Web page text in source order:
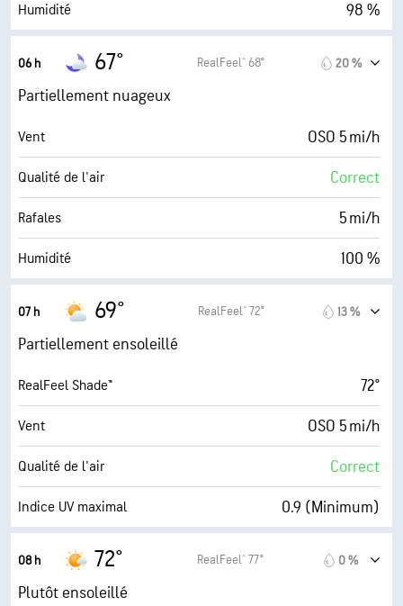
Humidité 98 %
Point de rosée
AccuLumen Brightness Index™
Couverture nuageuse 45 %
Visibilité 10 mi
Plafond nuageux 30000 pi
06 h 67° RealFeel® 68° 20 %
Partiellement nuageux
Vent OSO 5 mi/h
Qualité de l'air Correct
Rafales 5 mi/h
Humidité 100 %
Point de rosée
AccuLumen Brightness Index™
Couverture nuageuse 45 %
Visibilité 10 mi
Plafond nuageux 30000 pi
07 h 69° RealFeel® 72° 13 %
Partiellement ensoleillé
RealFeel Shade™ 72°
Vent OSO 5 mi/h
Qualité de l'air Correct
Indice UV maximal 0.9 (Minimum)
Humidité
08 h 72° RealFeel® 77° 0 %
Plutôt ensoleillé